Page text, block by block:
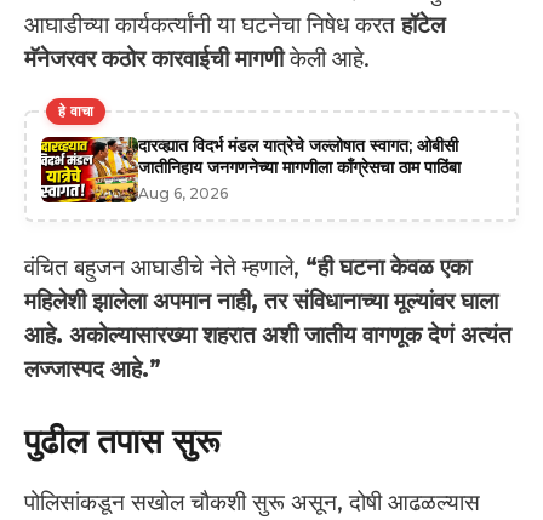
आघाडीच्या कार्यकर्त्यांनी या घटनेचा निषेध करतहॉटेल
मॅनेजरवर कठोर कारवाईची मागणीकेली आहे.
हे वाचा
दारव्ह्यात विदर्भ मंडल यात्रेचे जल्लोषात स्वागत; ओबीसी
जातीनिहाय जनगणनेच्या मागणीला काँग्रेसचा ठाम पाठिंबा
Aug 6, 2026
वंचित बहुजन आघाडीचे नेते म्हणाले, “ही घटना केवळ एका
महिलेशी झालेला अपमान नाही, तर संविधानाच्या मूल्यांवर घाला
आहे. अकोल्यासारख्या शहरात अशी जातीय वागणूक देणं अत्यंत
लज्जास्पद आहे.”
पुढील तपास सुरू
पोलिसांकडून सखोल चौकशी सुरू असून, दोषी आढळल्यास